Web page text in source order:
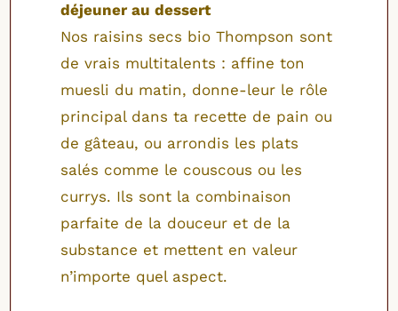
déjeuner au dessert
Nos raisins secs bio Thompson sont
de vrais multitalents : affine ton
muesli du matin, donne-leur le rôle
principal dans ta recette de pain ou
de gâteau, ou arrondis les plats
salés comme le couscous ou les
currys. Ils sont la combinaison
parfaite de la douceur et de la
substance et mettent en valeur
n’importe quel aspect.